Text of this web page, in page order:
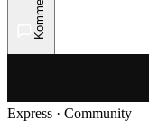
Express · Community